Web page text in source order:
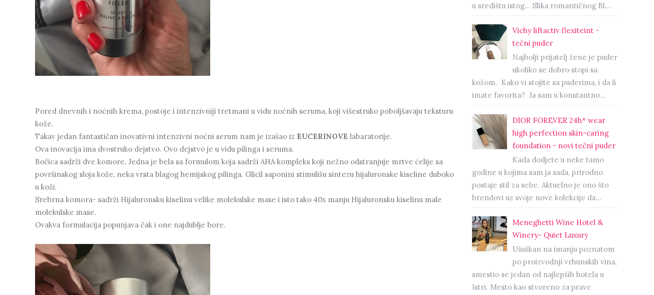
Pored dnevnih i noćnih krema, postoje i intenzivniji tretmani u vidu noćnih seruma, koji višestruko poboljšavaju teksturu
kože.
Takav jedan fantastičan inovativni intenzivni noćni serum nam je izašao iz EUCERINOVE labaratorije.
Ova inovacija ima dvostruko dejstvo. Ovo dejstvo je u vidu pilinga i seruma.
Bočica sadrži dve komore. Jedna je bela sa formulom koja sadrži AHA kompleks koji nežno odstranjuje mrtve ćelije sa
površinskog sloja kože, neka vrsta blagog hemijskog pilinga. Glicil saponini stimulišu sintezu hijaluronske kiseline duboko
u koži.
Srebrna komora- sadrži Hijaluronsku kiselinu velike molekulske mase i isto tako 40x manju Hijaluronsku kiselinu male
molekulske mase.
Ovakva formulacija popunjava čak i one najdublje bore.
u središtu istog… Slika romantičnog Bl...
Vichy liftactiv flexiteint -
tečni puder
Najbolji prijatelj žene je puder
ukoliko se dobro stopi sa
kožom. Kako vi stojite sa puderima, i da li
imate favorita? Ja sam u konstantno...
DIOR FOREVER 24h* wear
high perfection skin-caring
foundation - novi tečni puder
Kada dodjete u neke tamo
godine u kojima sam ja sada, prirodno
postaje stil za sebe. Aktuelno je ono što
brendovi uz svoje nove kolekcije da...
Meneghetti Wine Hotel &
Winery- Quiet Luxury
Ušuškan na imanju poznatom
po proizvodnji vrhunskih vina,
smestio se jedan od najlepših hotela u
Istri. Mesto kao stvoreno za prave